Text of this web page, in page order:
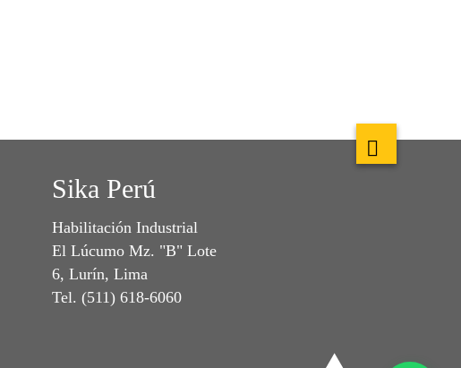
Sika Perú
Habilitación Industrial
El Lúcumo Mz. "B" Lote
6, Lurín, Lima
Tel. (511) 618-6060